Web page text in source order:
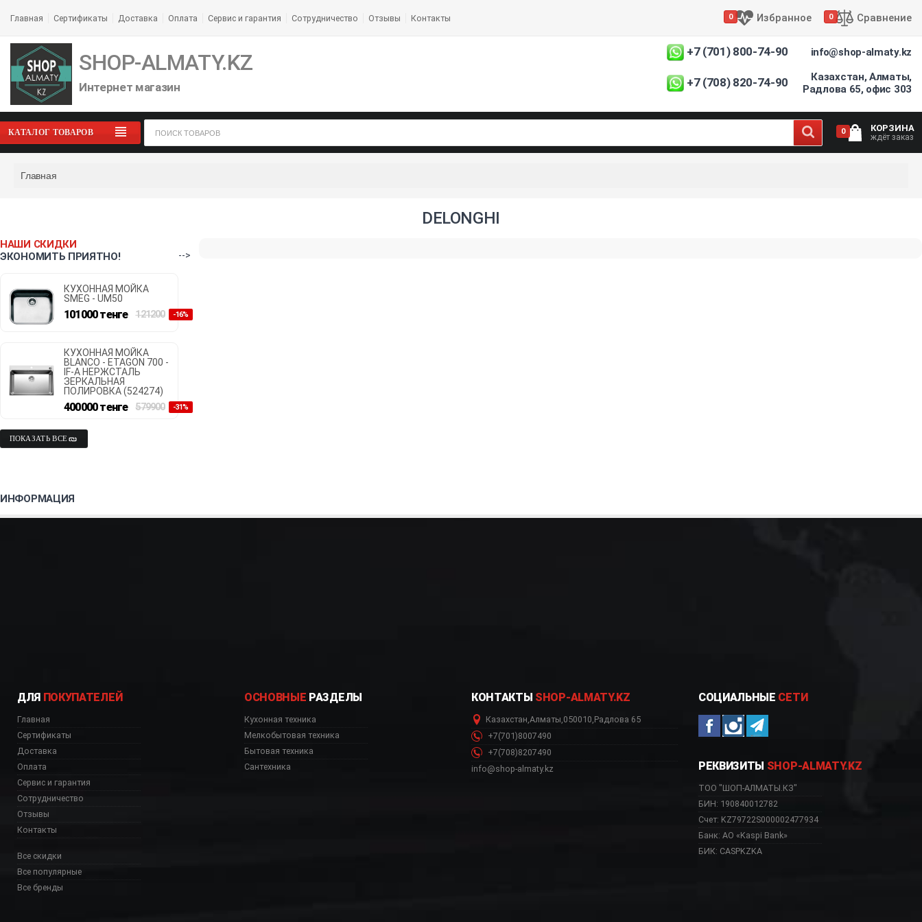
Главная Сертификаты Доставка Оплата Сервис и гарантия Сотрудничество Отзывы Контакты 0 Избранное 0 Сравнение
SHOP-ALMATY.KZ
Интернет магазин
+7 (701) 800-74-90
+7 (708) 820-74-90
info@shop-almaty.kz
Казахстан, Алматы,
Радлова 65, офис 303
КАТАЛОГ ТОВАРОВ 0 КОРЗИНА
ждёт заказ
Главная
DELONGHI
НАШИ СКИДКИ
ЭКОНОМИТЬ ПРИЯТНО!
КУХОННАЯ МОЙКА
SMEG - UM50
101000тенге 121200 -16%
КУХОННАЯ МОЙКА
BLANCO - ETAGON 700 -
IF-A НЕРЖСТАЛЬ
ЗЕРКАЛЬНАЯ
ПОЛИРОВКА (524274)
400000тенге 579900 -31%
ПОКАЗАТЬ ВСЕ
ИНФОРМАЦИЯ
РЕЖИМ РАБОТЫ МАГАЗИНА:
-->
ДЛЯ ПОКУПАТЕЛЕЙ
Главная
Сертификаты
Доставка
Оплата
Сервис и гарантия
Сотрудничество
Отзывы
Контакты
Все скидки
Все популярные
Все бренды
ОСНОВНЫЕ РАЗДЕЛЫ
Кухонная техника
Мелкобытовая техника
Бытовая техника
Сантехника
КОНТАКТЫ SHOP-ALMATY.KZ
Казахстан,Алматы,050010,Радлова 65
+7(701)8007490
+7(708)8207490
info@shop-almaty.kz
СОЦИАЛЬНЫЕ СЕТИ
РЕКВИЗИТЫ SHOP-ALMATY.KZ
ТОО "ШОП-АЛМАТЫ.КЗ"
БИН: 190840012782
Счет: KZ79722S000002477934
Банк: АО «Kaspi Bank»
БИК: CASPKZKA